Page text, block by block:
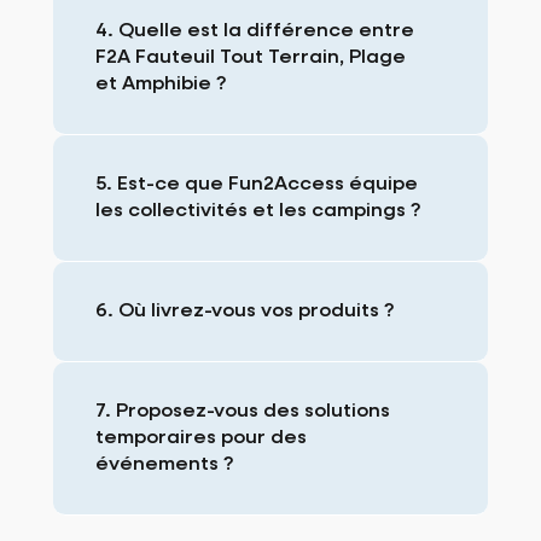
4. Quelle est la différence entre
F2A Fauteuil Tout Terrain, Plage
et Amphibie ?
5. Est-ce que Fun2Access équipe
les collectivités et les campings ?
6. Où livrez-vous vos produits ?
7. Proposez-vous des solutions
temporaires pour des
événements ?